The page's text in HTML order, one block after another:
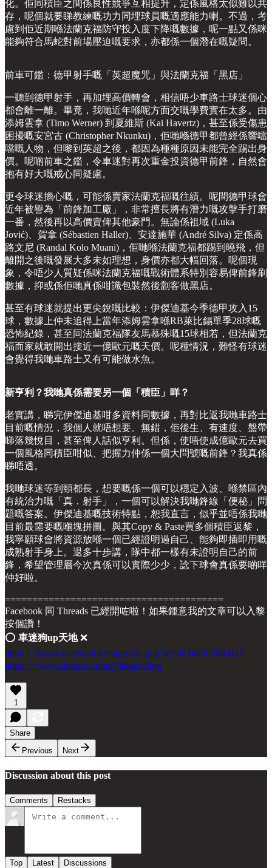
化。佢同積臣之間係良性競爭互相提升，定係風格太似難以共
存，呢個就要睇教練嘅功力同埋球員嘅適應能力喇。不過，考
慮到佢近期喺法蘭克福防守投入度下降嘅數據，呢一點又係咪
能夠符合馬蛇對前場壓迫嘅要求，亦都係一個潛在嘅疑問。
前車可鑑：德甲射手嘅「英超魔咒」與法蘭克福「黑店」
一聽到德甲射手，再加埋高價轉會，相信唔少車路士球迷個心
都會離一離。畢竟，我哋近年喺呢方面交嘅學費實在太多。由
添姆雲拿 (Timo Werner) 到夏維斯 (Kai Havertz)，甚至係受傷患
困擾嘅安宮古 (Christopher Nkunku)，佢哋喺德甲都曾經係響噹
噹嘅人物，但嚟到英超之後，都因為種種原因未能完全踢出身
價。呢啲前車之鑑，令車迷對再次重金投資德甲前鋒，自然會
抱有好大嘅戒心同疑慮。
更令球迷擔心嘅，可能係賣家法蘭克福嘅往績。呢間德甲球會
近年被譽為「前鋒加工廠」，非常擅長將有潛力嘅攻擊手打磨
一番，然後再以高價賣俾其他豪門。無論係祖域 (Luka
Jović)、賀拿 (Sébastien Haller)、安達施華 (André Silva) 定係高
路文尼 (Randal Kolo Muani)，佢哋喺法蘭克福都踢到曉飛，但
離開之後嘅發展大多未如理想，身價亦都大幅回落。呢個現
象，令唔少人質疑係咪法蘭克福嘅戰術體系特別容易俾前鋒刷
數據，抑或係佢哋真係咁識包裝然後劏客做黑店。
甚至有球迷就提出更尖銳嘅比較：伊傑迪基今季德甲攻入15
球，數據上仲未追得上當年添姆雲拿喺RB萊比錫單季28球嘅
恐怖紀錄，甚至同法蘭克福隊友馬慕殊嘅15球相若，但法蘭克
福而家就敢開出接近一億歐元嘅天價。呢種情況，難怪有球迷
會覺得我哋車路士又有可能做水魚。
新亨利？我哋真係需要另一個「積臣」咩？
老實講，睇完伊傑迪基咁多資料同數據，再對比返我哋車路士
目前嘅情況，我個人就唔想要。無錯，佢後生、有速度、盤帶
睇落幾悅目，甚至俾人話似亨利。但係，使唔使成億歐元去買
一個風格同積臣咁似、把握力仲係一個大問號嘅前鋒？我真係
睇唔透。
我哋球迷等到頸都長，想要嘅係一個可以穩定入波、喺禁區內
有統治力嘅「真．射手」，一個可以解決我哋鋒線「便秘」問
題嘅答案。伊傑迪基嘅技術特點，恕我直言，似乎並唔係我哋
目前最需要嘅嗰塊拼圖。與其Copy & Paste買多個積臣返黎，
我寧願球會將資源放喺一個已經證明過自己、能夠即插即用嘅
成熟射手身上。退多十步講，隊中都一樣有未證明自己的前
鋒，希望管理層今次真係可以實際少少，諗下球會真係要啲咩
仲好啦。
========================================
Facebook 同 Threads 已經開咗啦！如果鍾意我的文章可以入黎
按個讚！
⭕️ 車迷狗up天地❌
https：//www.facebook.com/profile.php?id=61566593983419
https：//www.threads.com/@hkgchedog
1
Share
Previous
Next
Discussion about this post
Comments Restacks
Top Latest Discussions